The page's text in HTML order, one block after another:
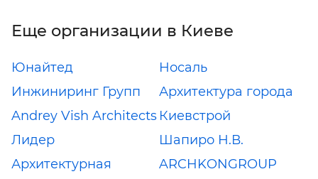
Еще организации в Киеве
Юнайтед
Инжиниринг Групп
Носаль
Архитектура города
Andrey Vish Architects Киевстрой
Лидер
Шапиро Н.В.
Архитектурная
ARCHKONGROUP